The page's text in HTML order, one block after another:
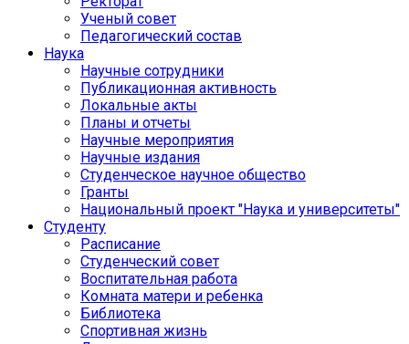
Ученый совет
Педагогический состав
Наука
Научные сотрудники
Публикационная активность
Локальные акты
Планы и отчеты
Научные мероприятия
Научные издания
Студенческое научное общество
Гранты
Национальный проект "Наука и университеты"
Студенту
Расписание
Студенческий совет
Воспитательная работа
Комната матери и ребенка
Библиотека
Спортивная жизнь